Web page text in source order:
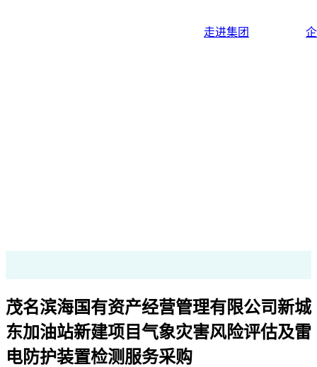
走进集团
茂名滨海国有资产经营管理有限公司新城
东加油站新建项目气象灾害风险评估及雷
电防护装置检测服务采购